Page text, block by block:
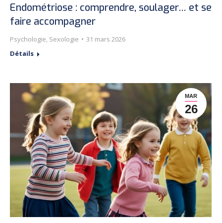
Endométriose : comprendre, soulager… et se
faire accompagner
Psychologie, Sexologie
31 mars 2026
Détails
MAR
26